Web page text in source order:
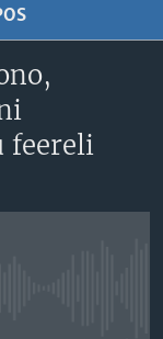
feereli